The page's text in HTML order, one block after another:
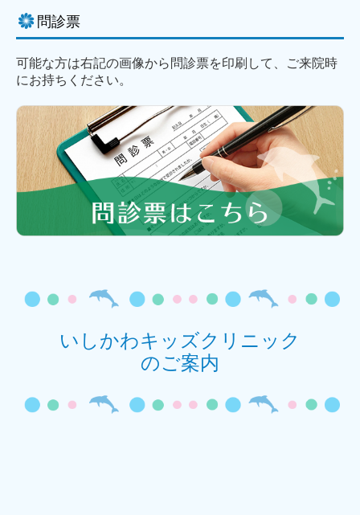
問診票
可能な方は右記の画像から問診票を印刷して、ご来院時
にお持ちください。
いしかわキッズクリニック
のご案内